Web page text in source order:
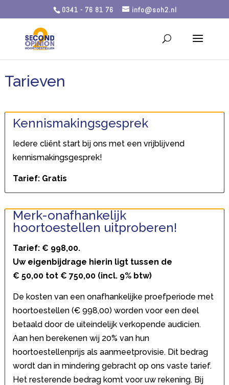
0341 - 76 81 76 info@soh2.nl
Tarieven
Kennismakingsgesprek
Iedere cliënt start bij ons met een vrijblijvend
kennismakingsgesprek!
Tarief: Gratis
Merk-onafhankelijk
hoortoestellen uitproberen!
Tarief: € 998,00.
Uw eigenbijdrage hierin ligt tussen de
€ 50,00 tot € 750,00 (incl. 9% btw)
De kosten van een onafhankelijke proefperiode met
hoortoestellen (€ 998,00) worden voor een deel
betaald door de uiteindelijk verkopende audicien.
Aan hen berekenen wij 20% van hun
hoortoestellenprijs als aanmeetprovisie. Dit bedrag
wordt dan in mindering gebracht op ons vaste tarief.
Het resterende bedrag komt voor uw rekening. Bij